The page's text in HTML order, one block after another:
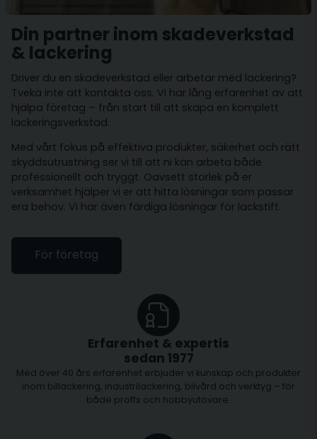
Din partner inom skadeverkstad
& lackering
Driver du en skadeverkstad eller arbetar med lackering?
Tveka inte att kontakta oss. Vi har lång erfarenhet av att
hjälpa företag – från start till att skapa en komplett
lackeringsverkstad.
Med vårt fokus på effektiva produkter, säkerhet och rätt
skyddsutrustning ser vi till att ni kan arbeta både
professionellt och tryggt. Oavsett storlek på er
verksamhet hjälper vi er att hitta lösningar som passar
era behov. Vi har även färdiga lösningar för lackstift.
För företag
Erfarenhet & expertis
sedan 1977
Med över 40 års erfarenhet erbjuder vi kunskap och produkter
inom billackering, industrilackering, bilvård och verktyg – för
både proffs och hobbyutövare.